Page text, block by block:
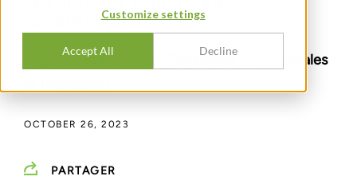
Customize settings
Accept All Decline
3E TRIMESTRE 2023
Logiciels et Services - Tendances commerciales
OCTOBER 26, 2023
PARTAGER